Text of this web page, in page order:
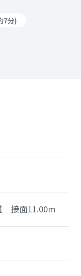
7分)
接面11.00m